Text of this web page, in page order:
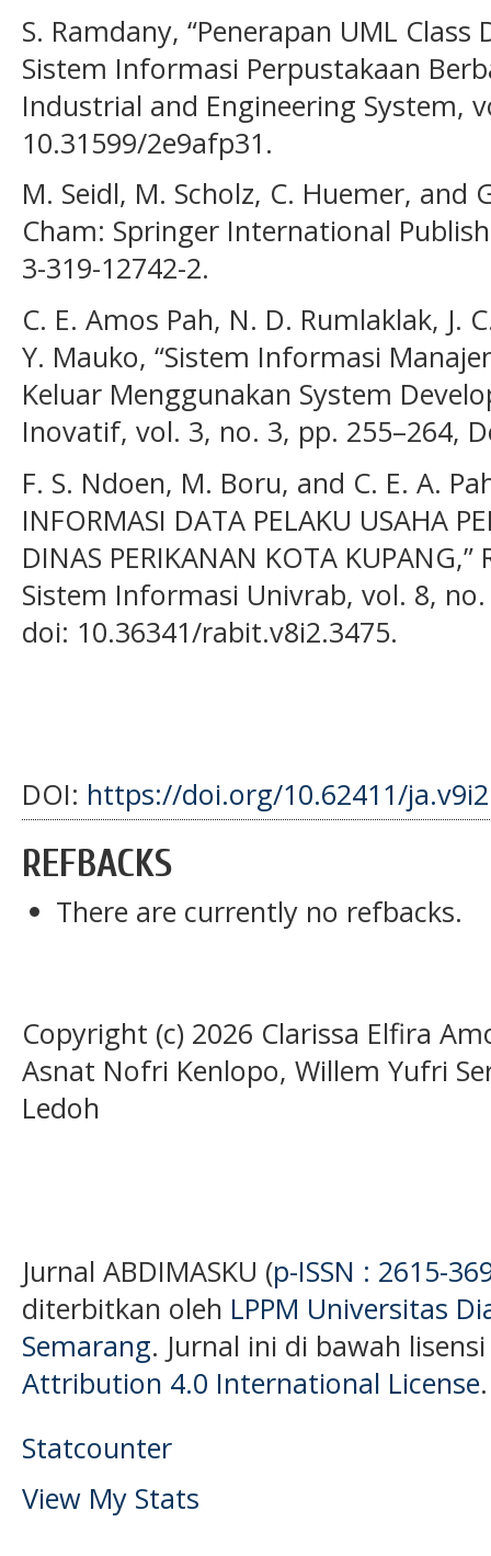
S. Ramdany, “Penerapan UML
Sistem Informasi Perpustakaan
Industrial and Engineering System,
10.31599/2e9afp31.
M. Seidl, M. Scholz, C. Huemer, and
Cham: Springer International
3-319-12742-2.
C. E. Amos Pah, N. D. Rumlaklak, J.
Y. Mauko, “Sistem Informasi
Keluar Menggunakan System
Inovatif, vol. 3, no. 3, pp. 255–264,
F. S. Ndoen, M. Boru, and C. E. A.
INFORMASI DATA PELAKU USAHA
DINAS PERIKANAN KOTA
Sistem Informasi Univrab, vol. 8, no.
doi: 10.36341/rabit.v8i2.3475.
DOI: https://doi.org/10.62411/
REFBACKS
There are currently no refbacks.
Copyright (c) 2026 Clarissa Elfira
Asnat Nofri Kenlopo, Willem Yufri
Ledoh
Jurnal ABDIMASKU (p-ISSN : 2615-
diterbitkan oleh LPPM Universitas
Semarang. Jurnal ini di bawah
Attribution 4.0 International License.
Statcounter
View My Stats